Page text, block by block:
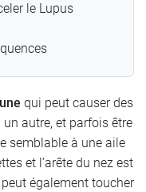
le Lupus
qui peut causer des
autre, et parfois être
semblable à une aile
et l’arête du nez est
également toucher